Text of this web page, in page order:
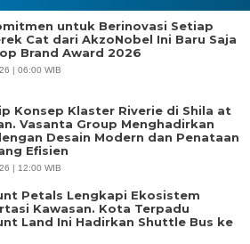
untuk Berinovasi Setiap
Cat dari AkzoNobel Ini Baru Saja
Brand Award 2026
| 06:00 WIB
Konsep Klaster Riverie di Shila at
Vasanta Group Menghadirkan
Desain Modern dan Penataan
Efisien
| 12:00 WIB
Petals Lengkapi Ekosistem
Kawasan. Kota Terpadu
Land Ini Hadirkan Shuttle Bus ke